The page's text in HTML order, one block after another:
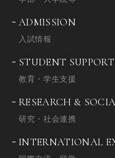
ADMISSION
入試情報
STUDENT SUPPORT
教育・学生支援
RESEARCH &
研究・社会連携
INTERNATIONAL